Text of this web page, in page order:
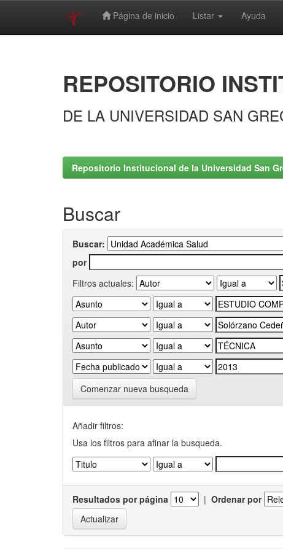
Página de inicio Listar Ayuda
REPOSITORIO
DE LA UNIVERSIDAD SAN
Repositorio Institucional de la Universidad San
Buscar
Buscar:
por
Filtros actuales:
Comenzar nueva busqueda
Añadir filtros:
Usa los filtros para afinar la busqueda.
Resultados por página | Ordenar por